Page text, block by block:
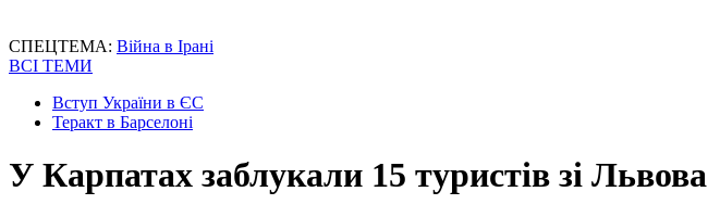
СПЕЦТЕМА: Війна в Ірані
ВСІ ТЕМИ
Вступ України в ЄС
Теракт в Барселоні
У Карпатах заблукали 15 туристів зі Львова